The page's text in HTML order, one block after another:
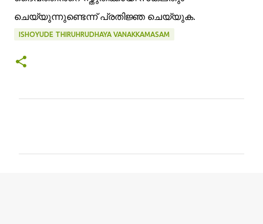
ചെയ്യുന്നുണ്ടെന്ന് പ്രതിജ്ഞ ചെയ്യുക.
ISHOYUDE THIRUHRUDHAYA VANAKKAMASAM